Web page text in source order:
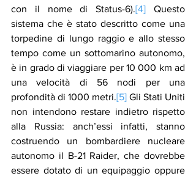
con il nome di Status-6).[4] Questo
sistema che è stato descritto come una
torpedine di lungo raggio e allo stesso
tempo come un sottomarino autonomo,
è in grado di viaggiare per 10 000 km ad
una velocità di 56 nodi per una
profondità di 1000 metri.[5] Gli Stati Uniti
non intendono restare indietro rispetto
alla Russia: anch’essi infatti, stanno
costruendo un bombardiere nucleare
autonomo il B-21 Raider, che dovrebbe
essere dotato di un equipaggio oppure